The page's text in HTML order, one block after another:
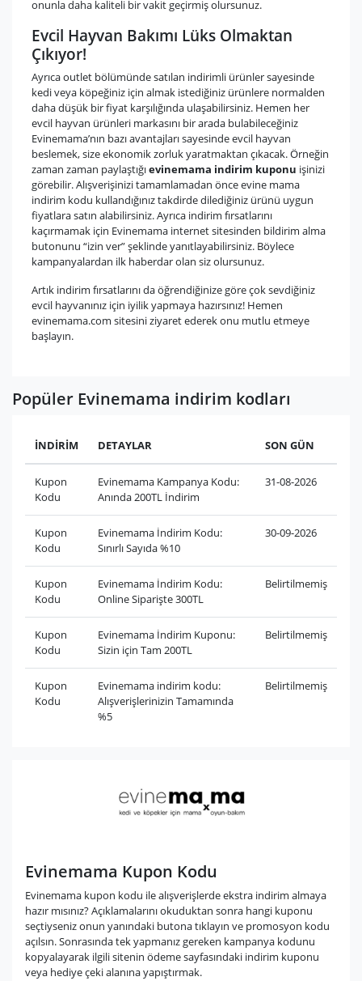
onunla daha kaliteli bir vakit geçirmiş olursunuz.
Evcil Hayvan Bakımı Lüks Olmaktan
Çıkıyor!
Ayrıca outlet bölümünde satılan indirimli ürünler sayesinde
kedi veya köpeğiniz için almak istediğiniz ürünlere normalden
daha düşük bir fiyat karşılığında ulaşabilirsiniz. Hemen her
evcil hayvan ürünleri markasını bir arada bulabileceğiniz
Evinemama’nın bazı avantajları sayesinde evcil hayvan
beslemek, size ekonomik zorluk yaratmaktan çıkacak. Örneğin
zaman zaman paylaştığıevinemama indirim kuponu işinizi
görebilir. Alışverişinizi tamamlamadan önce evine mama
indirim kodu kullandığınız takdirde dilediğiniz ürünü uygun
fiyatlara satın alabilirsiniz. Ayrıca indirim fırsatlarını
kaçırmamak için Evinemama internet sitesinden bildirim alma
butonunu “izin ver” şeklinde yanıtlayabilirsiniz. Böylece
kampanyalardan ilk haberdar olan siz olursunuz.
Artık indirim fırsatlarını da öğrendiğinize göre çok sevdiğiniz
evcil hayvanınız için iyilik yapmaya hazırsınız! Hemen
evinemama.com sitesini ziyaret ederek onu mutlu etmeye
başlayın.
Popüler Evinemama indirim kodları
İNDİRİM DETAYLAR SON GÜN
Kupon
Kodu
Evinemama Kampanya Kodu:
Anında 200TL İndirim
31-08-2026
Kupon
Kodu
Evinemama İndirim Kodu:
Sınırlı Sayıda %10
30-09-2026
Kupon
Kodu
Evinemama İndirim Kodu:
Online Siparişte 300TL
Belirtilmemiş
Kupon
Kodu
Evinemama İndirim Kuponu:
Sizin için Tam 200TL
Belirtilmemiş
Kupon
Kodu
Evinemama indirim kodu:
Alışverişlerinizin Tamamında
%5
Belirtilmemiş
Evinemama Kupon Kodu
Evinemama kupon kodu ile alışverişlerde ekstra indirim almaya
hazır mısınız? Açıklamalarını okuduktan sonra hangi kuponu
seçtiyseniz onun yanındaki butona tıklayın ve promosyon kodu
açılsın. Sonrasında tek yapmanız gereken kampanya kodunu
kopyalayarak ilgili sitenin ödeme sayfasındaki indirim kuponu
veya hediye çeki alanına yapıştırmak.